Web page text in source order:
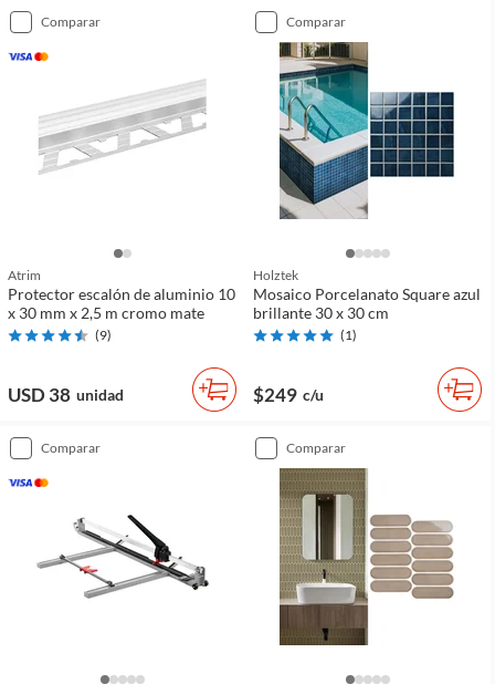
comparar
Atrim
Protector escalón de aluminio 10
x 30 mm x 2,5 m cromo mate
(9)
USD 38 unidad
comparar
Holztek
Mosaico Porcelanato Square azul
brillante 30 x 30 cm
(1)
$249 c/u
comparar comparar